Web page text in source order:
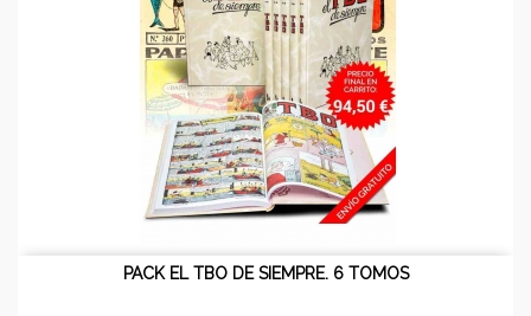
PACK EL TBO DE SIEMPRE. 6 TOMOS